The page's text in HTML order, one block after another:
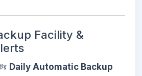
Facility &
Daily Automatic Backup